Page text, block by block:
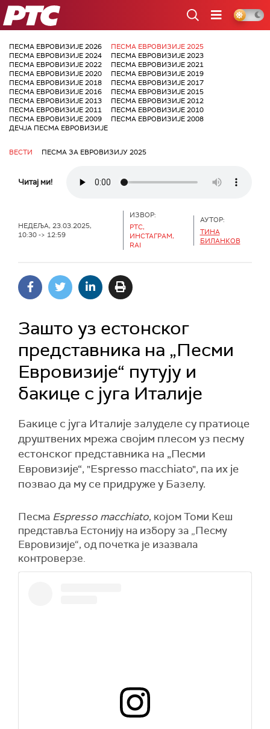
РТС
ПЕСМА ЕВРОВИЗИЈЕ 2026
ПЕСМА ЕВРОВИЗИЈЕ 2025
ПЕСМА ЕВРОВИЗИЈЕ 2024
ПЕСМА ЕВРОВИЗИЈЕ 2023
ПЕСМА ЕВРОВИЗИЈЕ 2022
ПЕСМА ЕВРОВИЗИЈЕ 2021
ПЕСМА ЕВРОВИЗИЈЕ 2020
ПЕСМА ЕВРОВИЗИЈЕ 2019
ПЕСМА ЕВРОВИЗИЈЕ 2018
ПЕСМА ЕВРОВИЗИЈЕ 2017
ПЕСМА ЕВРОВИЗИЈЕ 2016
ПЕСМА ЕВРОВИЗИЈЕ 2015
ПЕСМА ЕВРОВИЗИЈЕ 2013
ПЕСМА ЕВРОВИЗИЈЕ 2012
ПЕСМА ЕВРОВИЗИЈЕ 2011
ПЕСМА ЕВРОВИЗИЈЕ 2010
ПЕСМА ЕВРОВИЗИЈЕ 2009
ПЕСМА ЕВРОВИЗИЈЕ 2008
ДЕЧЈА ПЕСМА ЕВРОВИЗИЈЕ
ВЕСТИ ПЕСМА ЗА ЕВРОВИЗИЈУ 2025
Читај ми!
НЕДЕЉА, 23.03.2025,
10:30 -> 12:59
ИЗВОР:
РТС,
ИНСТАГРАМ,
RAI
АУТОР:
ТИНА
БИЛАНКОВ
Зашто уз естонског
представника на „Песми
Евровизије“ путују и
бакице с југа Италије
Бакице с југа Италије залуделе су пратиоце
друштвених мрежа својим плесом уз песму
естонског представника на „Песми
Евровизије“, "Espresso macchiato", па их је
позвао да му се придруже у Базелу.
Песма Espresso macchiato, којом Томи Кеш
представља Естонију на избору за „Песму
Евровизије“, од почетка је изазвала
контроверзе.